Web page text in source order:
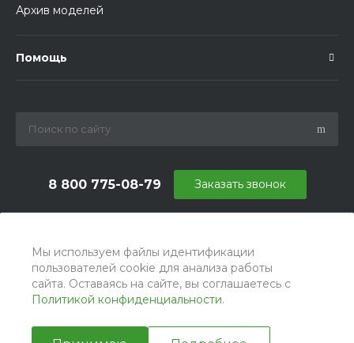
Мы используем файлы идентификации
пользователей cookie для анализа работы
сайта. Оставаясь на сайте, вы соглашаетесь с
Политикой конфиденциальности.
Архив моделей
Помощь
8 800 775-08-79
г. Москва, БЦ Вятский, ул. Вятская д.70, офис 715
Заказать звонок